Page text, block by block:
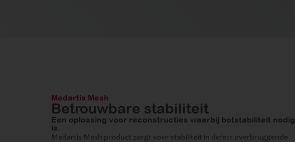
Medartis Mesh
Betrouwbare stabiliteit
Een oplossing voor reconstructies waarbij botstabiliteit nodig
is.
Medartis Mesh product zorgt voor stabiliteit in defect overbruggende